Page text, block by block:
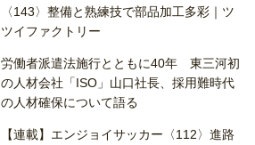
〈143〉整備と熟練技で部品加工多彩｜ツ
ツイファクトリー
労働者派遣法施行とともに40年 東三河初
の人材会社「ISO」山口社長、採用難時代
の人材確保について語る
【連載】エンジョイサッカー〈112〉進路